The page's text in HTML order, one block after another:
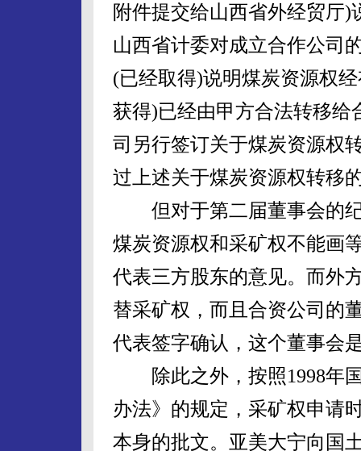
附件提交给山西省外经贸厅
山西省计委对成立合作公司
(已经取得)说明煤炭资源权
获得)已经由甲方合法转移给
司另行签订关于煤炭资源权
过上述关于煤炭资源权转移
但对于第二届董事会的纪
煤炭资源权和采矿权不能画
代表三方股东的意见。而外
替采矿权，而且合资公司的
代表签字确认，这个董事会
除此之外，按照1998年国
办法》的规定，采矿权申请
本身的批文。亚美大宁向国